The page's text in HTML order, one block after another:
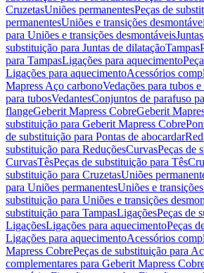
CruzetasUniões permanentesPeças de
permanentesUniões e transições
para Uniões e transições desmontáveis
substituição para Juntas de dilataçãoTampas
para TampasLigações para aquecimento
Ligações para aquecimentoAcessórios
Mapress Aço carbonoVedações para tubos e
para tubosVedantesConjuntos de parafuso
flangeGeberit Mapress CobreGeberit
substituição para Geberit Mapress Cobre
de substituição para Pontas de abocardar
substituição para ReduçõesCurvasPeças de
CurvasTêsPeças de substituição para Tês
substituição para CruzetasUniões
para Uniões permanentesUniões e
substituição para Uniões e transições
substituição para TampasLigaçõesPeças de
LigaçõesLigações para aquecimentoPeças
Ligações para aquecimentoAcessórios
Mapress CobrePeças de substituição para
complementares para Geberit Mapress